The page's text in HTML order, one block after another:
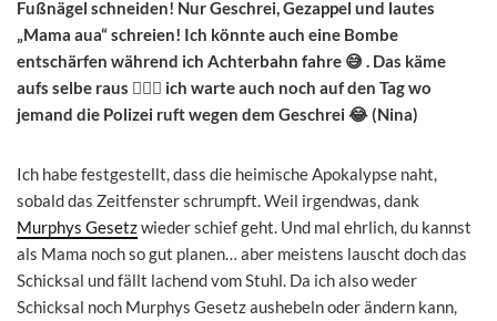
Fußnägel schneiden! Nur Geschrei, Gezappel und lautes
„Mama aua“ schreien! Ich könnte auch eine Bombe
entschärfen während ich Achterbahn fahre 😅 . Das käme
aufs selbe raus 🤷🏻‍♀️ ich warte auch noch auf den Tag wo
jemand die Polizei ruft wegen dem Geschrei 😂 (Nina)
Ich habe festgestellt, dass die heimische Apokalypse naht,
sobald das Zeitfenster schrumpft. Weil irgendwas, dank
Murphys Gesetzwieder schief geht. Und mal ehrlich, du kannst
als Mama noch so gut planen… aber meistens lauscht doch das
Schicksal und fällt lachend vom Stuhl. Da ich also weder
Schicksal noch Murphys Gesetz aushebeln oder ändern kann,